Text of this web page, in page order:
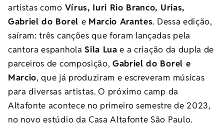
artistas como Vírus, Iuri Rio Branco, Urias,
Gabriel do Borel e Marcio Arantes. Dessa edição,
saíram: três canções que foram lançadas pela
cantora espanholaSila Lua e a criação da dupla de
parceiros de composição, Gabriel do Borel e
Marcio, que já produziram e escreveram músicas
para diversas artistas. O próximo camp da
Altafonte acontece no primeiro semestre de 2023,
no novo estúdio da Casa Altafonte São Paulo.